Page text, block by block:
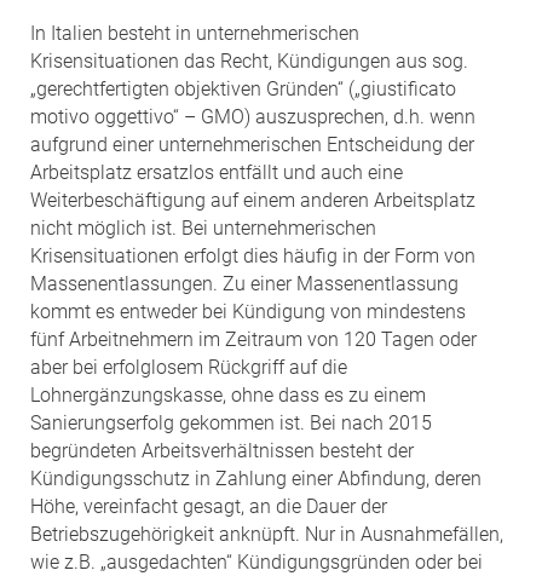
In Italien besteht in unternehmerischen
Krisensituationen das Recht, Kündigungen aus sog.
„gerechtfertigten objektiven Gründen“ („giustificato
motivo oggettivo“ – GMO) auszusprechen, d.h. wenn
aufgrund einer unternehmerischen Entscheidung der
Arbeitsplatz ersatzlos entfällt und auch eine
Weiterbeschäftigung auf einem anderen Arbeitsplatz
nicht möglich ist. Bei unternehmerischen
Krisensituationen erfolgt dies häufig in der Form von
Massenentlassungen. Zu einer Massenentlassung
kommt es entweder bei Kündigung von mindestens
fünf Arbeitnehmern im Zeitraum von 120 Tagen oder
aber bei erfolglosem Rückgriff auf die
Lohnergänzungskasse, ohne dass es zu einem
Sanierungserfolg gekommen ist. Bei nach 2015
begründeten Arbeitsverhältnissen besteht der
Kündigungsschutz in Zahlung einer Abfindung, deren
Höhe, vereinfacht gesagt, an die Dauer der
Betriebszugehörigkeit anknüpft. Nur in Ausnahmefällen,
wie z.B. „ausgedachten“ Kündigungsgründen oder bei